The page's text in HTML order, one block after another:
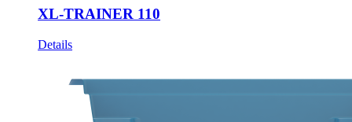
XL-TRAINER 110
Details